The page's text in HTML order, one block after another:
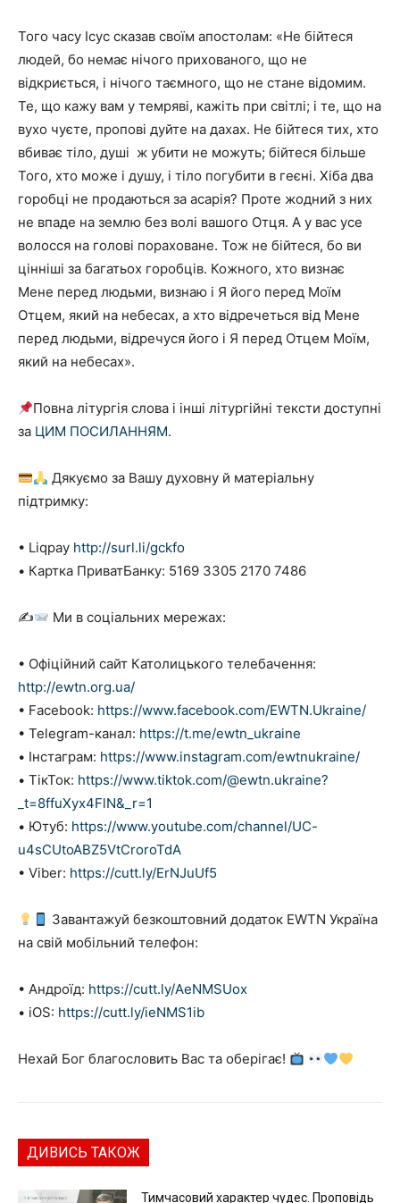
Того часу Ісус сказав своїм апостолам: «Не бійтеся
людей, бо немає нічого прихованого, що не
відкриється, і нічого таємного, що не стане відомим.
Те, що кажу вам у темряві, кажіть при світлі; і те, що на
вухо чуєте, пропові дуйте на дахах. Не бійтеся тих, хто
вбиває тіло, душі ж убити не можуть; бійтеся більше
Того, хто може і душу, і тіло погубити в геєні. Хіба два
горобці не продаються за асарія? Проте жодний з них
не впаде на землю без волі вашого Отця. А у вас усе
волосся на голові пораховане. Тож не бійтеся, бо ви
цінніші за багатьох горобців. Кожного, хто визнає
Мене перед людьми, визнаю і Я його перед Моїм
Отцем, який на небесах, а хто відречеться від Мене
перед людьми, відречуся його і Я перед Отцем Моїм,
який на небесах».
Повна літургія слова і інші літургійні тексти доступні
за ЦИМ ПОСИЛАННЯМ.
Дякуємо за Вашу духовну й матеріальну
підтримку:
• Liqpay http://surl.li/gckfo
• Картка ПриватБанку: 5169 3305 2170 7486
✍ Ми в соціальних мережах:
• Офіційний сайт Католицького телебачення:
http://ewtn.org.ua/
• Facebook: https://www.facebook.com/EWTN.Ukraine/
• Telegram-канал: https://t.me/ewtn_ukraine
• Інстаграм: https://www.instagram.com/ewtnukraine/
• ТікТок: https://www.tiktok.com/@ewtn.ukraine?
_t=8ffuXyx4FlN&_r=1
• Ютуб: https://www.youtube.com/channel/UC-
u4sCUtoABZ5VtCroroTdA
• Viber: https://cutt.ly/ErNJuUf5
Завантажуй безкоштовний додаток EWTN Україна
на свій мобільний телефон:
• Андроїд: https://cutt.ly/AeNMSUox
• iOS: https://cutt.ly/ieNMS1ib
Нехай Бог благословить Вас та оберігає!
ДИВИСЬ ТАКОЖ
Тимчасовий характер чудес. Проповідь